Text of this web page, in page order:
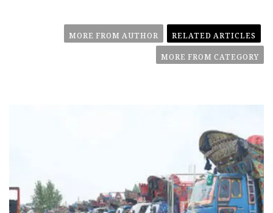
RELATED ARTICLES
MORE FROM AUTHOR
MORE FROM CATEGORY